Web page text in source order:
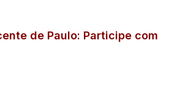
de Paulo: Participe com